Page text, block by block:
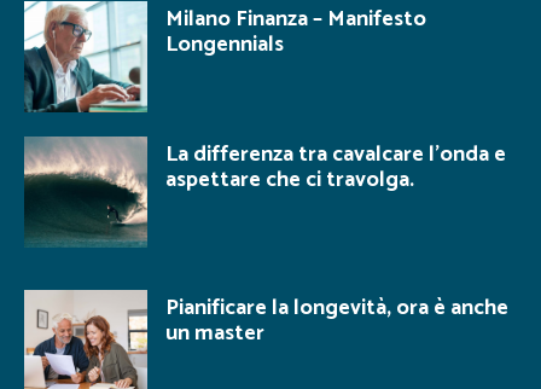
Milano Finanza – Manifesto
Longennials
La differenza tra cavalcare l’onda e
aspettare che ci travolga.
Pianificare la longevità, ora è anche
un master